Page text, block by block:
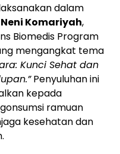
dalam
Komariyah,
Biomedis Program
mengangkat tema
Kunci Sehat dan
Penyuluhan ini
kepada
ramuan
kesehatan dan